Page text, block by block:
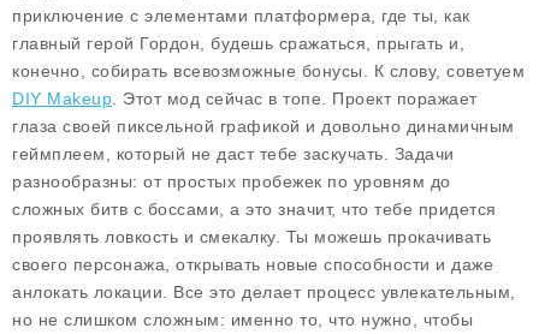
приключение с элементами платформера, где ты, как
главный герой Гордон, будешь сражаться, прыгать и,
конечно, собирать всевозможные бонусы. К слову, советуем
DIY Makeup . Этот мод сейчас в топе. Проект поражает
глаза своей пиксельной графикой и довольно динамичным
геймплеем, который не даст тебе заскучать. Задачи
разнообразны: от простых пробежек по уровням до
сложных битв с боссами, а это значит, что тебе придется
проявлять ловкость и смекалку. Ты можешь прокачивать
своего персонажа, открывать новые способности и даже
анлокать локации. Все это делает процесс увлекательным,
но не слишком сложным: именно то, что нужно, чтобы